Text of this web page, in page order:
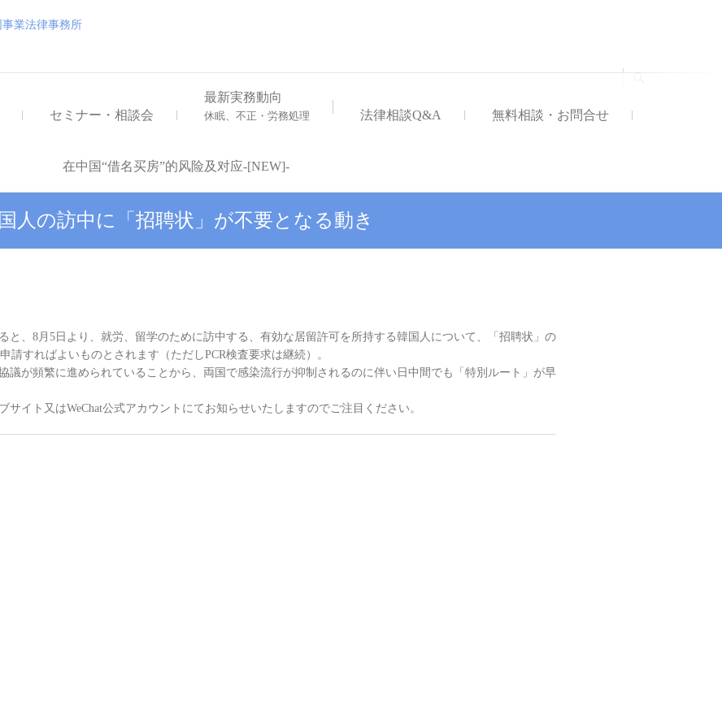
セミナー・相談会
最新実務動向
休眠、不正・労務処理 法律相談Q&A 無料相談・お問合せ
在中国“借名买房”的风险及对应-[NEW]-
人の訪中に「招聘状」が不要となる動き
と、8月5日より、就労、留学のために訪中する、有効な居留許可を所持する韓国人について、「招聘状」の
請すればよいものとされます（ただしPCR検査要求は継続）。
議が頻繁に進められていることから、両国で感染流行が抑制されるのに伴い日中間でも「特別ルート」が早
イト又はWeChat公式アカウントにてお知らせいたしますのでご注目ください。